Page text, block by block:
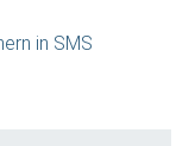
in SMS